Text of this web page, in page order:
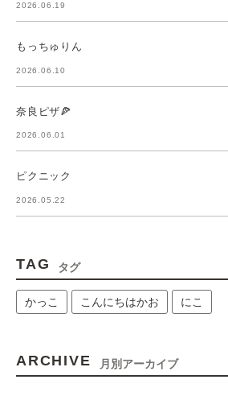
2026.06.19
もっちゅりん
2026.06.10
奈良ピザ🍕
2026.06.01
ピクニック
2026.05.22
TAG タグ
かっこ こんにちはかお にこ
ARCHIVE 月別アーカイブ